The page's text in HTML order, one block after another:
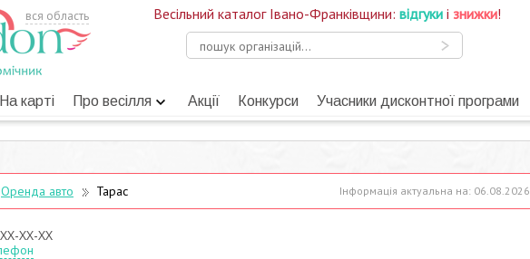
Весільний каталог Івано-Франківщини: відгукиі знижки!
вся область
На карті Про весілля Акції Конкурси Учасники дисконтної програми
Інформація актуальна на: 06.08.2026
Оренда авто Тарас
XX-XX